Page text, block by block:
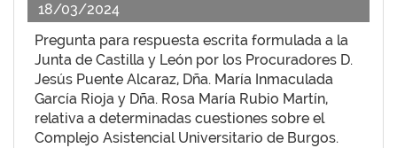
18/03/2024
Pregunta para respuesta escrita formulada a la
Junta de Castilla y León por los Procuradores D.
Jesús Puente Alcaraz, Dña. María Inmaculada
García Rioja y Dña. Rosa María Rubio Martín,
relativa a determinadas cuestiones sobre el
Complejo Asistencial Universitario de Burgos.